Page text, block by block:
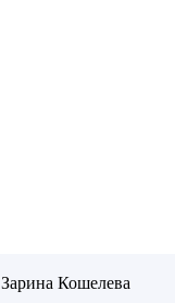
Зарина Кошелева